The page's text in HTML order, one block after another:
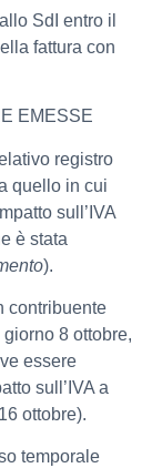
SdI entro il
fattura con
EMESSE
registro
quello in cui
sull’IVA
è stata
).
contribuente
8 ottobre,
essere
sull’IVA a
ottobre).
temporale